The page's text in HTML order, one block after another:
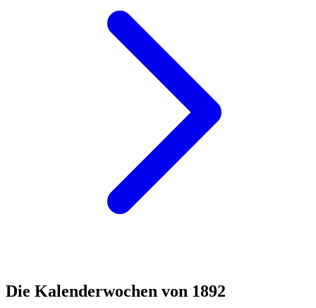
Die Kalenderwochen von 1892